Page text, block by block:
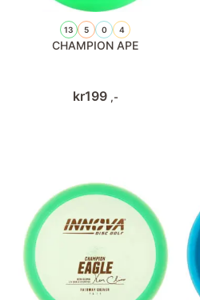
13 5 0 4
CHAMPION APE
kr199 ,-